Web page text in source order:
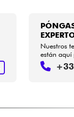
Nuestros
están aquí